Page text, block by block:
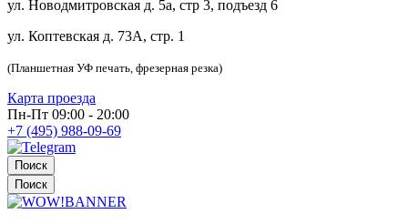
ул. Новодмитровская д. 5а, стр 3, подъезд 6
ул. Коптевская д. 73А, стр. 1
(Планшетная УФ печать, фрезерная резка)
Карта проезда
Пн-Пт 09:00 - 20:00
+7 (495) 988-09-69
Поиск
Поиск